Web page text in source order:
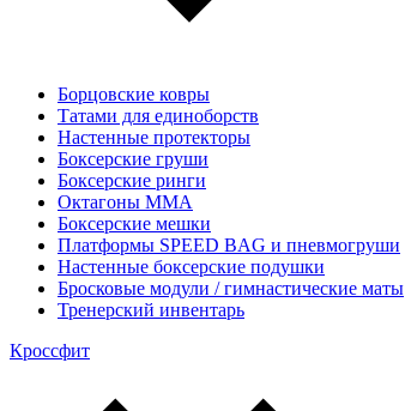
Борцовские ковры
Татами для единоборств
Настенные протекторы
Боксерские груши
Боксерские ринги
Октагоны MMA
Боксерские мешки
Платформы SPEED BAG и пневмогруши
Настенные боксерские подушки
Бросковые модули / гимнастические маты
Тренерский инвентарь
Кроссфит